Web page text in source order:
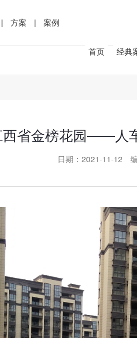
| 方案 | 案例
首页 经典
省金榜花园——人
日期：2021-11-12